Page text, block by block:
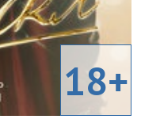
18+